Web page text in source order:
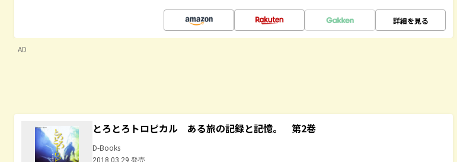
詳細を見る
AD
とろとろトロピカル ある旅の記録と記憶。 第2巻
D-Books
2018.03.29 発売